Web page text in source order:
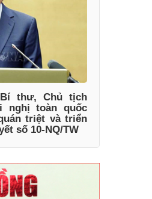
thư, Chủ tịch
nghị toàn quốc
triệt và triển
số 10-NQ/TW